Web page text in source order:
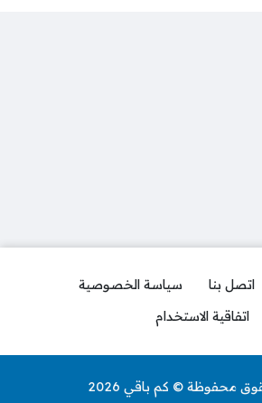
اتصل بنا
سياسة الخصوصية
اتفاقية الاستخدام
محفوظة © كم باقي 2026